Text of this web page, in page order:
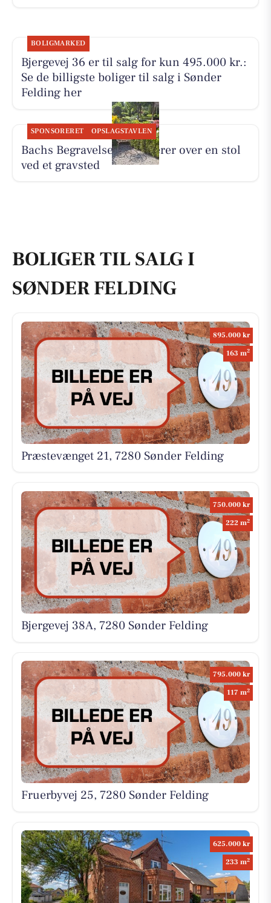
BOLIGMARKED
Bjergevej 36 er til salg for kun 495.000 kr.:
Se de billigste boliger til salg i Sønder
Felding her
SPONSORERET OPSLAGSTAVLEN
Bachs Begravelser reflekterer over en stol
ved et gravsted
BOLIGER TIL SALG I
SØNDER FELDING
895.000 kr
163 m2
Præstevænget 21, 7280 Sønder Felding
750.000 kr
222 m2
Bjergevej 38A, 7280 Sønder Felding
795.000 kr
117 m2
Fruerbyvej 25, 7280 Sønder Felding
625.000 kr
233 m2